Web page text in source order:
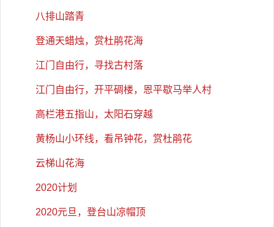
八排山踏青
登通天蜡烛，赏杜鹃花海
江门自由行，寻找古村落
江门自由行，开平碉楼，恩平歇马举人村
高栏港五指山，太阳石穿越
黄杨山小环线，看吊钟花，赏杜鹃花
云梯山花海
2020计划
2020元旦，登台山凉帽顶